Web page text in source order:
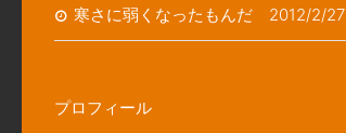
寒さに弱くなったもんだ 2012/2/27
プロフィール